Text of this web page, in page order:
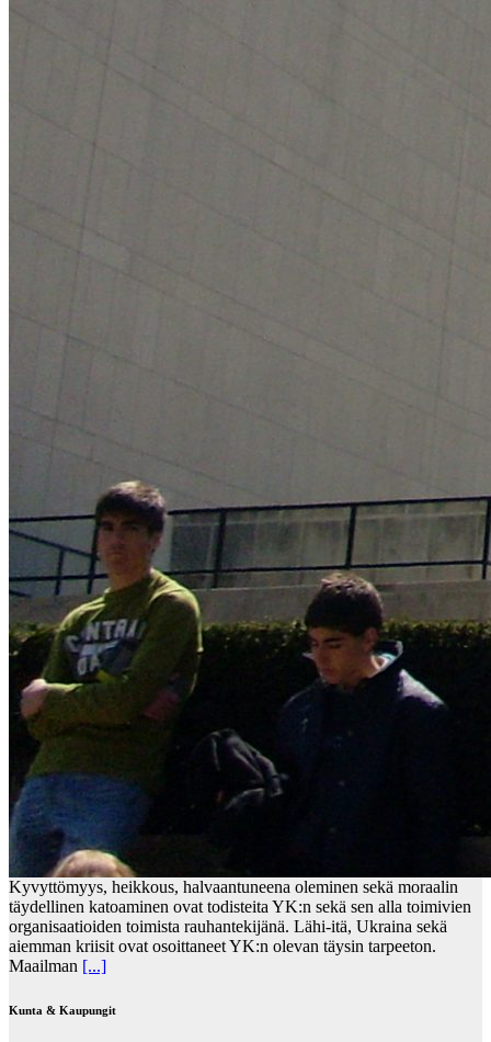
Kyvyttömyys, heikkous, halvaantuneena oleminen sekä moraalin
täydellinen katoaminen ovat todisteita YK:n sekä sen alla toimivien
organisaatioiden toimista rauhantekijänä. Lähi-itä, Ukraina sekä
aiemman kriisit ovat osoittaneet YK:n olevan täysin tarpeeton.
Maailman [...]
Kunta & Kaupungit